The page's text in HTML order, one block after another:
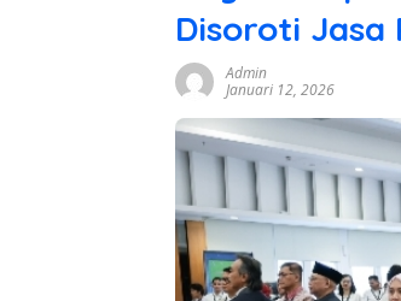
Disoroti Jasa
Admin
Januari 12, 2026